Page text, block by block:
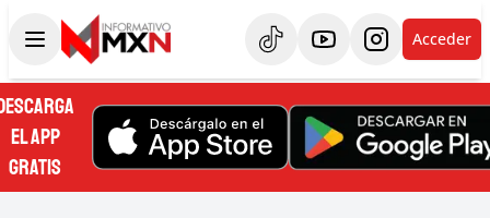
Acceder
EL APP
GRATIS